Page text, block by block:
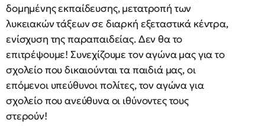
δομημένης εκπαίδευσης, μετατροπή των
λυκειακών τάξεων σε διαρκή εξεταστικά κέντρα,
ενίσχυση της παραπαιδείας. Δεν θα το
επιτρέψουμε! Συνεχίζουμε τον αγώνα μας για το
σχολείο που δικαιούνται τα παιδιά μας, οι
επόμενοι υπεύθυνοι πολίτες, τον αγώνα για
σχολείο που ανεύθυνα οι ιθύνοντες τους
στερούν!